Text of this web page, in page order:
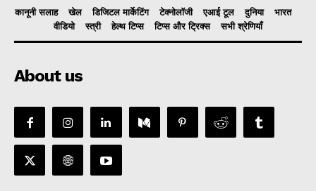
कानूनी सलाह खेल डिजिटल मार्केटिंग टेक्नोलॉजी एआई टूल दुनिया
भारत
वीडियो
स्त्री हेल्थ टिप्स टिप्स और ट्रिक्स सभी श्रेणियाँ
About us